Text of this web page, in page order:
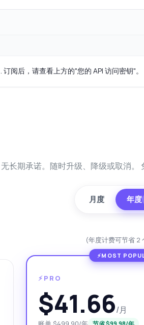
. 订阅后，请查看上方的"您的 API 访问密钥"。
无长期承诺。随时升级、降级或取消。
月度 年度
(年度计费可节省 2
⚡PRO
$41.66/月